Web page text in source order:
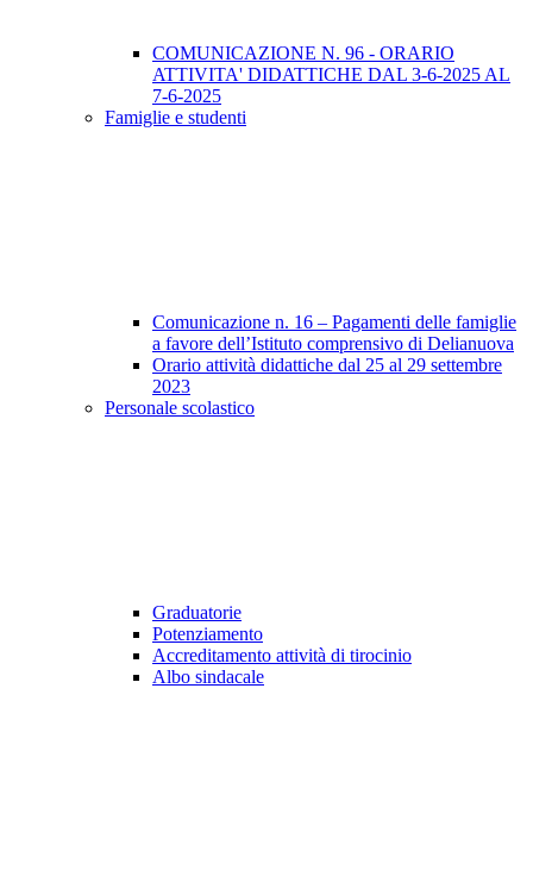
COMUNICAZIONE N. 96 - ORARIO
ATTIVITA' DIDATTICHE DAL 3-6-2025 AL
7-6-2025
Famiglie e studenti
Comunicazione n. 16 – Pagamenti delle famiglie
a favore dell’Istituto comprensivo di Delianuova
Orario attività didattiche dal 25 al 29 settembre
2023
Personale scolastico
Graduatorie
Potenziamento
Accreditamento attività di tirocinio
Albo sindacale